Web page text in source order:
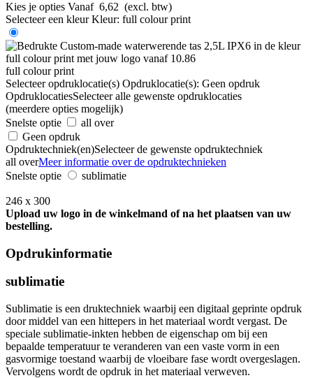
Kies je opties Vanaf 6,62 (excl. btw)
Selecteer een kleur Kleur: full colour print
full colour print
Selecteer opdruklocatie(s) Opdruklocatie(s): Geen opdruk
OpdruklocatiesSelecteer alle gewenste opdruklocaties
(meerdere opties mogelijk)
Snelste optie
all over
Geen opdruk
Opdruktechniek(en)Selecteer de gewenste opdruktechniek
all overMeer informatie over de opdruktechnieken
Snelste optie
sublimatie
246 x 300
Upload uw logo in de winkelmand of na het plaatsen van uw
bestelling.
Opdrukinformatie
sublimatie
Sublimatie is een druktechniek waarbij een digitaal geprinte opdruk
door middel van een hittepers in het materiaal wordt vergast. De
speciale sublimatie-inkten hebben de eigenschap om bij een
bepaalde temperatuur te veranderen van een vaste vorm in een
gasvormige toestand waarbij de vloeibare fase wordt overgeslagen.
Vervolgens wordt de opdruk in het materiaal verweven.